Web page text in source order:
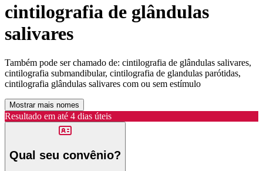
cintilografia de glândulas
salivares
Também pode ser chamado de: cintilografia de glândulas salivares,
cintilografia submandibular, cintilografia de glandulas parótidas,
cintilografia glândulas salivares com ou sem estímulo
Mostrar mais nomes
Resultado em até 4 dias úteis
Qual seu convênio?